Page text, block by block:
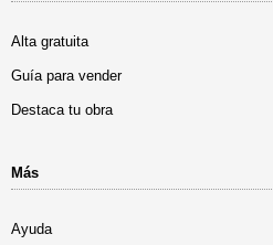
Alta gratuita
Guía para vender
Destaca tu obra
Más
Ayuda